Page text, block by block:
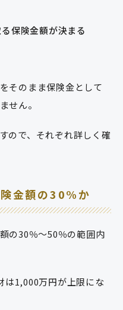
保険金額が決まる
そのまま保険金として
せん。
ので、それぞれ詳しく確
金額の30%か
の30％〜50％の範囲内
は1,000万円が上限にな